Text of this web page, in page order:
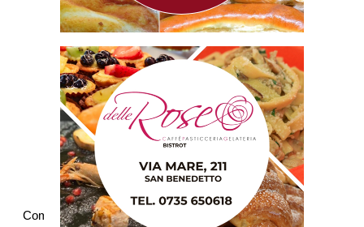
Commenti